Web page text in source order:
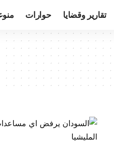
تقارير وقضايا حوارات